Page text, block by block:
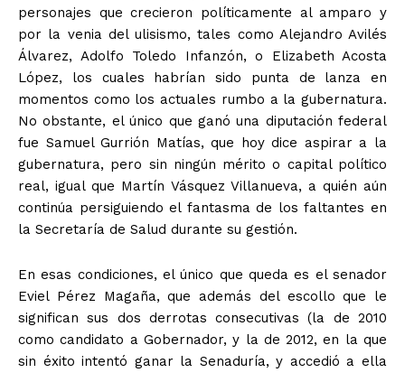
personajes que crecieron políticamente al amparo y
por la venia del ulisismo, tales como Alejandro Avilés
Álvarez, Adolfo Toledo Infanzón, o Elizabeth Acosta
López, los cuales habrían sido punta de lanza en
momentos como los actuales rumbo a la gubernatura.
No obstante, el único que ganó una diputación federal
fue Samuel Gurrión Matías, que hoy dice aspirar a la
gubernatura, pero sin ningún mérito o capital político
real, igual que Martín Vásquez Villanueva, a quién aún
continúa persiguiendo el fantasma de los faltantes en
la Secretaría de Salud durante su gestión.
En esas condiciones, el único que queda es el senador
Eviel Pérez Magaña, que además del escollo que le
significan sus dos derrotas consecutivas (la de 2010
como candidato a Gobernador, y la de 2012, en la que
sin éxito intentó ganar la Senaduría, y accedió a ella